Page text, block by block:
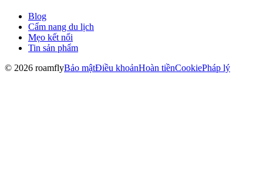
Blog
Cẩm nang du lịch
Mẹo kết nối
Tin sản phẩm
© 2026 roamflyBảo mậtĐiều khoảnHoàn tiềnCookiePháp lý